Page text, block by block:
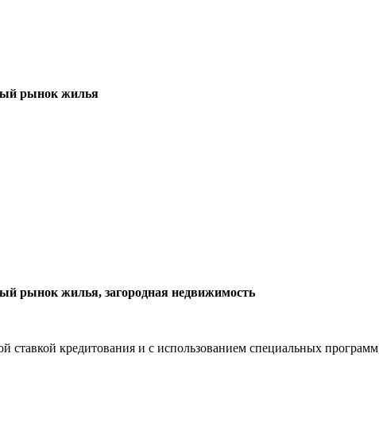
рынок жилья
рынок жилья, загородная недвижимость
кредитования и с использованием специальных программ